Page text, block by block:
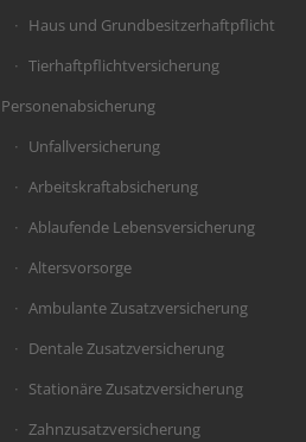
Haus und Grundbesitzerhaftpflicht
Tierhaftpflichtversicherung
Personenabsicherung
Unfallversicherung
Arbeitskraftabsicherung
Ablaufende Lebensversicherung
Altersvorsorge
Ambulante Zusatzversicherung
Dentale Zusatzversicherung
Stationäre Zusatzversicherung
Zahnzusatzversicherung